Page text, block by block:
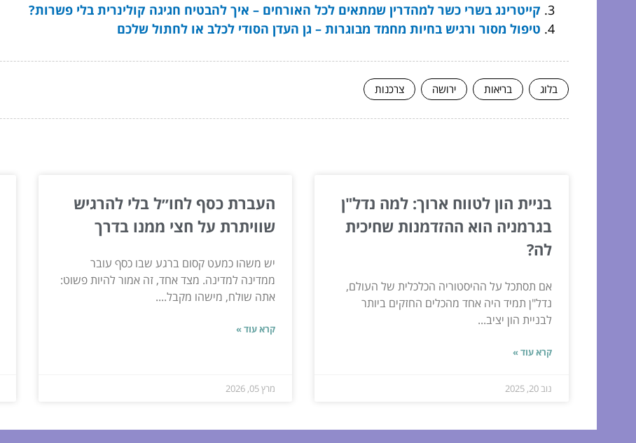
קייטרינג בשרי כשר למהדרין שמתאים לכל האורחים – איך להבטיח חגיגה קולינרית בלי פשרות?
טיפול מסור ורגיש בחיות מחמד מבוגרות – גן העדן הסודי לכלב או לחתול שלכם
בלוג בריאות ירושה צרכנות
בניית הון לטווח ארוך: למה נדל"ן
בגרמניה הוא ההזדמנות שחיכית
לה?
אם תסתכל על ההיסטוריה הכלכלית של העולם,
נדל"ן תמיד היה אחד מהכלים החזקים ביותר
לבניית הון יציב...
קרא עוד »
נוב 20, 2025
העברת כסף לחו״ל בלי להרגיש
שוויתרת על חצי ממנו בדרך
יש משהו כמעט קסום ברגע שבו כסף עובר
ממדינה למדינה. מצד אחד, זה אמור להיות פשוט:
אתה שולח, מישהו מקבל....
קרא עוד »
מרץ 05, 2026